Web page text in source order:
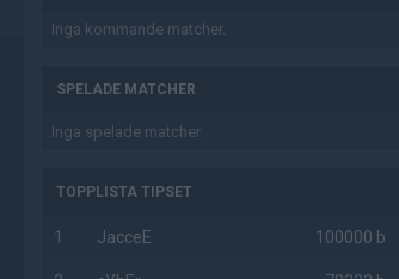
Inga kommande matcher.
SPELADE MATCHER
Inga spelade matcher.
TOPPLISTA TIPSET
1 JacceE 100000 b